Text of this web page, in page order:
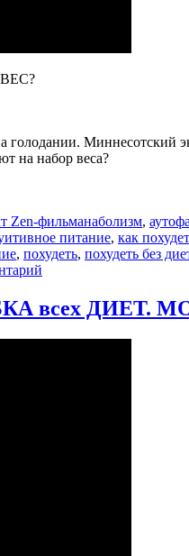
Миннесотский
на набор веса?
Zen-фильмМетки
анаболизм,
питание, как
, похудеть, похудеть без
ПОЧЕМУ
вы всех